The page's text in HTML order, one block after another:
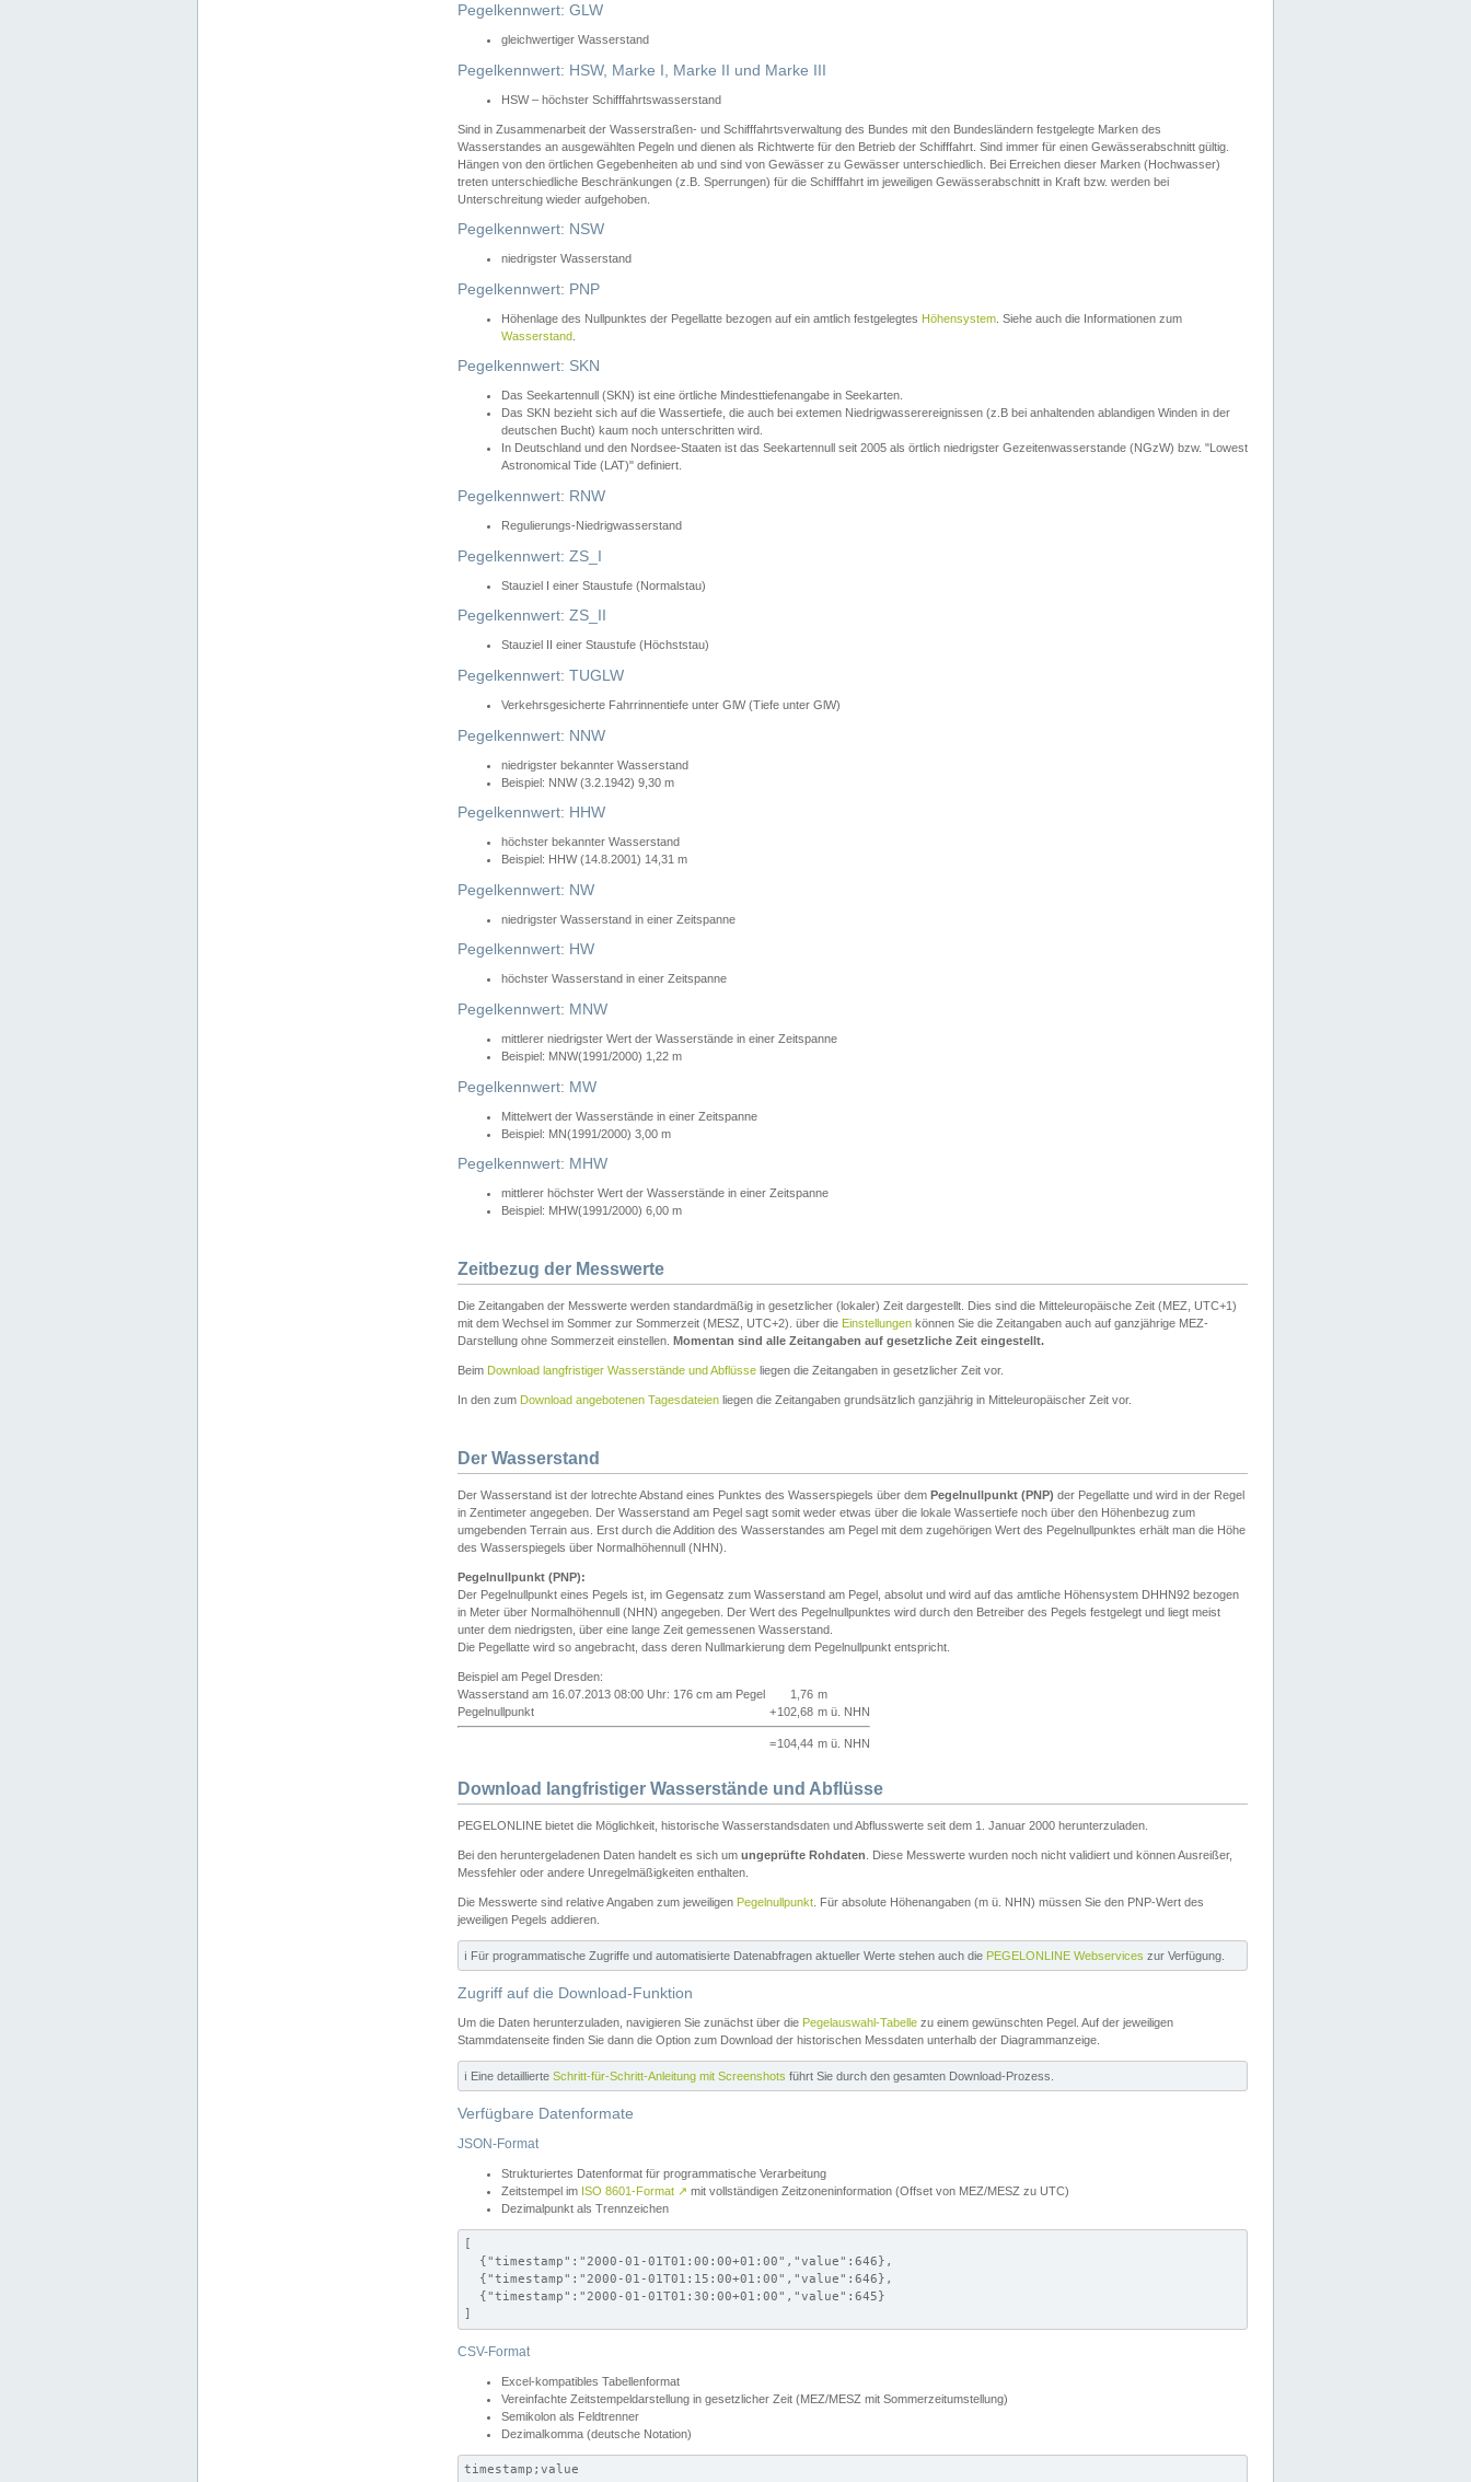
Pegelkennwert: GLW
gleichwertiger Wasserstand
Pegelkennwert: HSW, Marke I, Marke II und Marke III
HSW – höchster Schifffahrtswasserstand
Sind in Zusammenarbeit der Wasserstraßen- und Schifffahrtsverwaltung des Bundes mit den Bundesländern festgelegte Marken des
Wasserstandes an ausgewählten Pegeln und dienen als Richtwerte für den Betrieb der Schifffahrt. Sind immer für einen Gewässerabschnitt gültig.
Hängen von den örtlichen Gegebenheiten ab und sind von Gewässer zu Gewässer unterschiedlich. Bei Erreichen dieser Marken (Hochwasser)
treten unterschiedliche Beschränkungen (z.B. Sperrungen) für die Schifffahrt im jeweiligen Gewässerabschnitt in Kraft bzw. werden bei
Unterschreitung wieder aufgehoben.
Pegelkennwert: NSW
niedrigster Wasserstand
Pegelkennwert: PNP
Höhenlage des Nullpunktes der Pegellatte bezogen auf ein amtlich festgelegtes Höhensystem . Siehe auch die Informationen zum
Wasserstand
Pegelkennwert: SKN
Das Seekartennull (SKN) ist eine örtliche Mindesttiefenangabe in Seekarten.
Das SKN bezieht sich auf die Wassertiefe, die auch bei extemen Niedrigwasserereignissen (z.B bei anhaltenden ablandigen Winden in der
deutschen Bucht) kaum noch unterschritten wird.
In Deutschland und den Nordsee-Staaten ist das Seekartennull seit 2005 als örtlich niedrigster Gezeitenwasserstande (NGzW) bzw. "Lowest
Astronomical Tide (LAT)" definiert.
Pegelkennwert: RNW
Regulierungs-Niedrigwasserstand
Pegelkennwert: ZS_I
Stauziel I einer Staustufe (Normalstau)
Pegelkennwert: ZS_II
Stauziel II einer Staustufe (Höchststau)
Pegelkennwert: TUGLW
Verkehrsgesicherte Fahrrinnentiefe unter GlW (Tiefe unter GlW)
Pegelkennwert: NNW
niedrigster bekannter Wasserstand
Beispiel: NNW (3.2.1942) 9,30 m
Pegelkennwert: HHW
höchster bekannter Wasserstand
Beispiel: HHW (14.8.2001) 14,31 m
Pegelkennwert: NW
niedrigster Wasserstand in einer Zeitspanne
Pegelkennwert: HW
höchster Wasserstand in einer Zeitspanne
Pegelkennwert: MNW
mittlerer niedrigster Wert der Wasserstände in einer Zeitspanne
Beispiel: MNW(1991/2000) 1,22 m
Pegelkennwert: MW
Mittelwert der Wasserstände in einer Zeitspanne
Beispiel: MN(1991/2000) 3,00 m
Pegelkennwert: MHW
mittlerer höchster Wert der Wasserstände in einer Zeitspanne
Beispiel: MHW(1991/2000) 6,00 m
Zeitbezug der Messwerte
Die Zeitangaben der Messwerte werden standardmäßig in gesetzlicher (lokaler) Zeit dargestellt. Dies sind die Mitteleuropäische Zeit (MEZ, UTC+1)
mit dem Wechsel im Sommer zur Sommerzeit (MESZ, UTC+2). über die Einstellungen können Sie die Zeitangaben auch auf ganzjährige MEZ-
Darstellung ohne Sommerzeit einstellen. Momentan sind alle Zeitangaben auf gesetzliche Zeit eingestellt.
Beim Download langfristiger Wasserstände und Abflüsse liegen die Zeitangaben in gesetzlicher Zeit vor.
In den zum Download angebotenen Tagesdateien liegen die Zeitangaben grundsätzlich ganzjährig in Mitteleuropäischer Zeit vor.
Der Wasserstand
Der Wasserstand ist der lotrechte Abstand eines Punktes des Wasserspiegels über dem Pegelnullpunkt (PNP) der Pegellatte und wird in der Regel
in Zentimeter angegeben. Der Wasserstand am Pegel sagt somit weder etwas über die lokale Wassertiefe noch über den Höhenbezug zum
umgebenden Terrain aus. Erst durch die Addition des Wasserstandes am Pegel mit dem zugehörigen Wert des Pegelnullpunktes erhält man die Höhe
des Wasserspiegels über Normalhöhennull (NHN).
Pegelnullpunkt (PNP):
Der Pegelnullpunkt eines Pegels ist, im Gegensatz zum Wasserstand am Pegel, absolut und wird auf das amtliche Höhensystem DHHN92 bezogen
in Meter über Normalhöhennull (NHN) angegeben. Der Wert des Pegelnullpunktes wird durch den Betreiber des Pegels festgelegt und liegt meist
unter dem niedrigsten, über eine lange Zeit gemessenen Wasserstand.
Die Pegellatte wird so angebracht, dass deren Nullmarkierung dem Pegelnullpunkt entspricht.
Beispiel am Pegel Dresden:
Wasserstand am 16.07.2013 08:00 Uhr: 176 cm am Pegel
1,76 m
Pegelnullpunkt
+102,68 m ü. NHN
=104,44 m ü. NHN
Download langfristiger Wasserstände und Abflüsse
PEGELONLINE bietet die Möglichkeit, historische Wasserstandsdaten und Abflusswerte seit dem 1. Januar 2000 herunterzuladen.
Bei den heruntergeladenen Daten handelt es sich um ungeprüfte Rohdaten . Diese Messwerte wurden noch nicht validiert und können Ausreißer,
Messfehler oder andere Unregelmäßigkeiten enthalten.
Die Messwerte sind relative Angaben zum jeweiligen Pegelnullpunkt . Für absolute Höhenangaben (m ü. NHN) müssen Sie den PNP-Wert des
jeweiligen Pegels addieren.
ℹ️ Für programmatische Zugriffe und automatisierte Datenabfragen aktueller Werte stehen auch die PEGELONLINE Webservices zur Verfügung.
Zugriff auf die Download-Funktion
Um die Daten herunterzuladen, navigieren Sie zunächst über die Pegelauswahl-Tabelle zu einem gewünschten Pegel. Auf der jeweiligen
Stammdatenseite finden Sie dann die Option zum Download der historischen Messdaten unterhalb der Diagrammanzeige.
ℹ️ Eine detaillierte Schritt-für-Schritt-Anleitung mit Screenshots führt Sie durch den gesamten Download-Prozess.
Verfügbare Datenformate
JSON-Format
Strukturiertes Datenformat für programmatische Verarbeitung
Zeitstempel im ISO 8601-Format ↗ mit vollständigen Zeitzoneninformation (Offset von MEZ/MESZ zu UTC)
Dezimalpunkt als Trennzeichen
[
  {"timestamp":"2000-01-01T01:00:00+01:00","value":646},
  {"timestamp":"2000-01-01T01:15:00+01:00","value":646},
  {"timestamp":"2000-01-01T01:30:00+01:00","value":645}
]
CSV-Format
Excel-kompatibles Tabellenformat
Vereinfachte Zeitstempeldarstellung in gesetzlicher Zeit (MEZ/MESZ mit Sommerzeitumstellung)
Semikolon als Feldtrenner
Dezimalkomma (deutsche Notation)
timestamp;value